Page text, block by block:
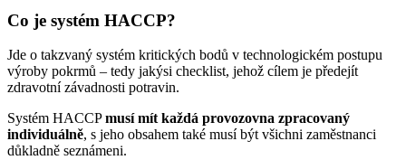
Co je systém HACCP?
Jde o takzvaný systém kritických bodů v technologickém postupu
výroby pokrmů – tedy jakýsi checklist, jehož cílem je předejít
zdravotní závadnosti potravin.
Systém HACCPmusí mít každá provozovna zpracovaný
individuálně, s jeho obsahem také musí být všichni zaměstnanci
důkladně seznámeni.